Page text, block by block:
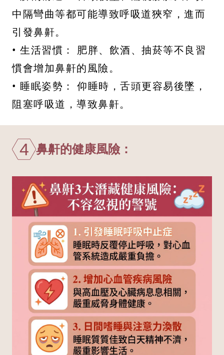
中隔彎曲等都可能導致呼吸道狹窄，進而
引發鼻鼾。
• 生活習慣： 肥胖、飲酒、抽菸等不良習
慣會增加鼻鼾的風險。
• 睡眠姿勢： 仰睡時，舌頭更容易後墜，
阻塞呼吸道，導致鼻鼾。
4 鼻鼾的健康風險：